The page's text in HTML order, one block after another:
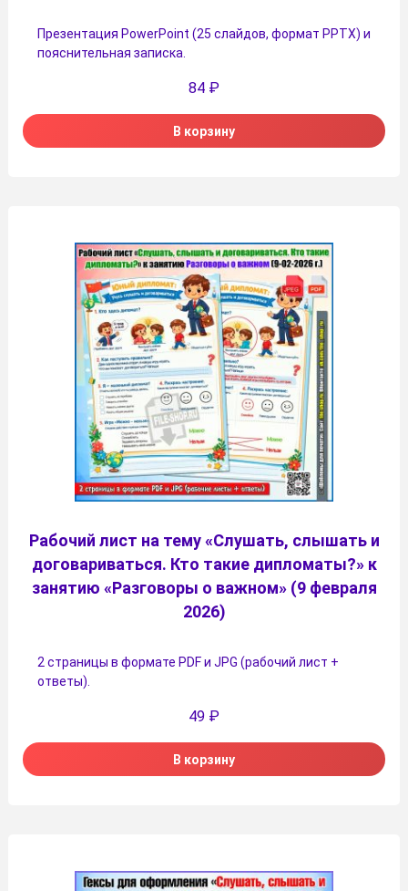
Презентация PowerPoint (25 слайдов, формат PPTX) и
пояснительная записка.
84 ₽
В корзину
Рабочий лист на тему «Слушать, слышать и
договариваться. Кто такие дипломаты?» к
занятию «Разговоры о важном» (9 февраля
2026)
2 страницы в формате PDF и JPG (рабочий лист +
ответы).
49 ₽
В корзину